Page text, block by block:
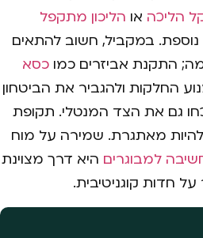
הליכה או הליכון מתקפל
נוספת. במקביל, חשוב להתאים
התקנת אביזרים כמו כסא
החלקות ולהגביר את הביטחון
גם את הצד המנטלי. תקופת
מאתגרת. שמירה על מוח
למבוגרים היא דרך מצוינת
חדות קוגניטיבית.